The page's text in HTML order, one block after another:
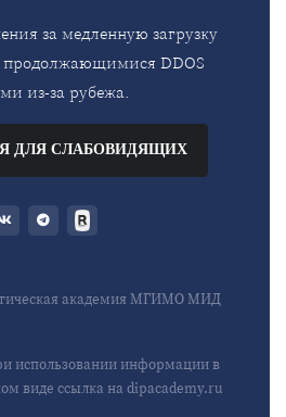
за медленную загрузку
продолжающимися DDOS
из-за рубежа.
ДЛЯ СЛАБОВИДЯЩИХ
академия МГИМО МИД
использовании информации в
виде ссылка на dipacademy.ru